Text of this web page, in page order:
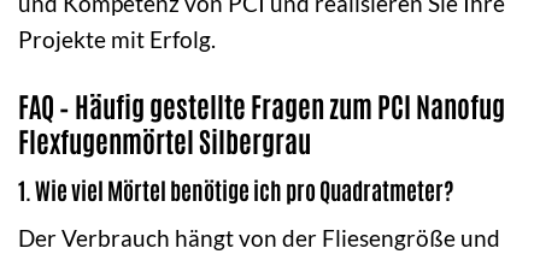
Projekte mit Erfolg.
FAQ – Häufig gestellte Fragen zum PCI Nanofug
Flexfugenmörtel Silbergrau
1. Wie viel Mörtel benötige ich pro Quadratmeter?
Der Verbrauch hängt von der Fliesengröße und